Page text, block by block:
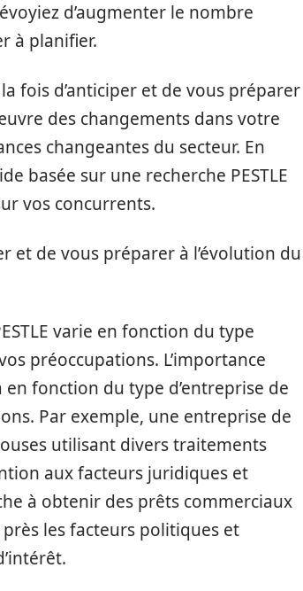
d’augmenter le nombre
à planifier.
fois d’anticiper et de vous préparer
des changements dans votre
changeantes du secteur. En
basée sur une recherche PESTLE
vos concurrents.
et de vous préparer à l’évolution du
varie en fonction du type
préoccupations. L’importance
fonction du type d’entreprise de
Par exemple, une entreprise de
utilisant divers traitements
aux facteurs juridiques et
à obtenir des prêts commerciaux
les facteurs politiques et